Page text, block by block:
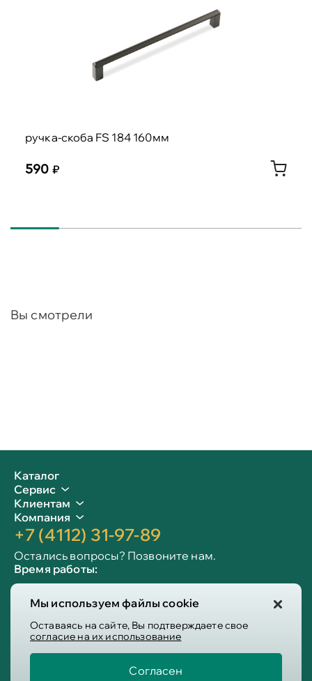
Мы используем файлы cookie
Оставаясь на сайте, Вы подтверждаете свое
согласие на их использование
Согласен
ручка-скоба FS 184 160мм
590
Вы смотрели
Каталог
Сервис
Клиентам
Компания
+7 (4112) 31-97-89
Остались вопросы? Позвоните нам.
Время работы:
Сб-вс: 10:00 - 19:00
Info@victoria-mebel.ru